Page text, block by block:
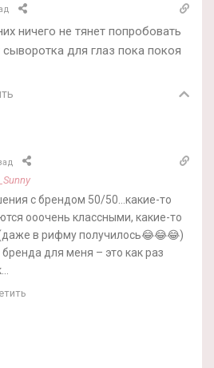
ничего не тянет попробовать
для глаз пока покоя
с брендом 50/50…какие-то
ооочень классными, какие-то
в рифму получилось😂😂😂)
для меня – это как раз